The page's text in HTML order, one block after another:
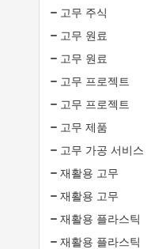
고무 주식
고무 원료
고무 원료
고무 프로젝트
고무 프로젝트
고무 제품
고무 가공 서비스
재활용 고무
재활용 고무
재활용 플라스틱
재활용 플라스틱